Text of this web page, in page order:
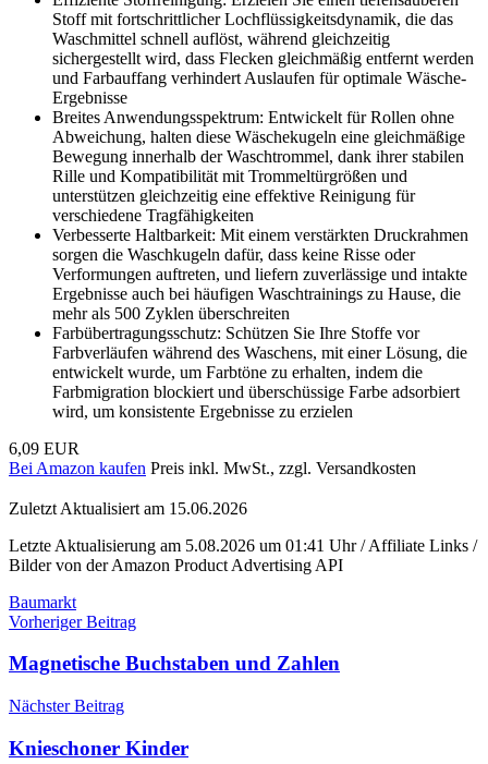
Stoff mit fortschrittlicher Lochflüssigkeitsdynamik, die das
Waschmittel schnell auflöst, während gleichzeitig
sichergestellt wird, dass Flecken gleichmäßig entfernt werden
und Farbauffang verhindert Auslaufen für optimale Wäsche-
Ergebnisse
Breites Anwendungsspektrum: Entwickelt für Rollen ohne
Abweichung, halten diese Wäschekugeln eine gleichmäßige
Bewegung innerhalb der Waschtrommel, dank ihrer stabilen
Rille und Kompatibilität mit Trommeltürgrößen und
unterstützen gleichzeitig eine effektive Reinigung für
verschiedene Tragfähigkeiten
Verbesserte Haltbarkeit: Mit einem verstärkten Druckrahmen
sorgen die Waschkugeln dafür, dass keine Risse oder
Verformungen auftreten, und liefern zuverlässige und intakte
Ergebnisse auch bei häufigen Waschtrainings zu Hause, die
mehr als 500 Zyklen überschreiten
Farbübertragungsschutz: Schützen Sie Ihre Stoffe vor
Farbverläufen während des Waschens, mit einer Lösung, die
entwickelt wurde, um Farbtöne zu erhalten, indem die
Farbmigration blockiert und überschüssige Farbe adsorbiert
wird, um konsistente Ergebnisse zu erzielen
6,09 EUR
Bei Amazon kaufen Preis inkl. MwSt., zzgl. Versandkosten
Zuletzt Aktualisiert am 15.06.2026
Letzte Aktualisierung am 5.08.2026 um 01:41 Uhr / Affiliate Links /
Bilder von der Amazon Product Advertising API
Baumarkt
Beitragsnavigation
Vorheriger Beitrag
Magnetische Buchstaben und Zahlen
Nächster Beitrag
Knieschoner Kinder